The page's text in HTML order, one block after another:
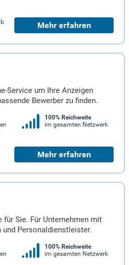
Mehr erfahren
Service um Ihre Anzeigen
Bewerber zu finden.
100% Reichweite
im gesamten Netzwerk
Mehr erfahren
für Sie. Für Unternehmen mit
und Personaldienstleister.
100% Reichweite
im gesamten Netzwerk